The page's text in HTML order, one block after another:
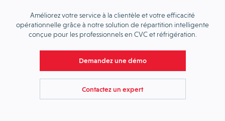
Améliorez votre service à la clientèle et votre efficacité
opérationnelle grâce à notre solution de répartition intelligente
conçue pour les professionnels en CVC et réfrigération.
Demandez une démo
Contactez un expert